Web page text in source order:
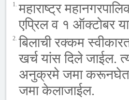
1.
महाराष्ट्र
एप्रिल व १ ऑक्टोबर
2. बिलाची रक्कम
खर्च यांस दिले जाईल.
अनुक्रमे जमा करूनघेतली
जमा केलाजाईल.